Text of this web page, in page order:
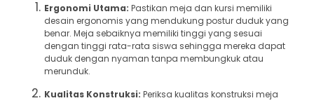
Ergonomi Utama: Pastikan meja dan kursi memiliki
desain ergonomis yang mendukung postur duduk yang
benar. Meja sebaiknya memiliki tinggi yang sesuai
dengan tinggi rata-rata siswa sehingga mereka dapat
duduk dengan nyaman tanpa membungkuk atau
merunduk.
Kualitas Konstruksi: Periksa kualitas konstruksi meja